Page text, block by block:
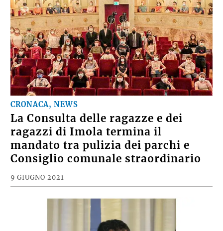
CRONACA, NEWS
La Consulta delle ragazze e dei
ragazzi di Imola termina il
mandato tra pulizia dei parchi e
Consiglio comunale straordinario
9 GIUGNO 2021